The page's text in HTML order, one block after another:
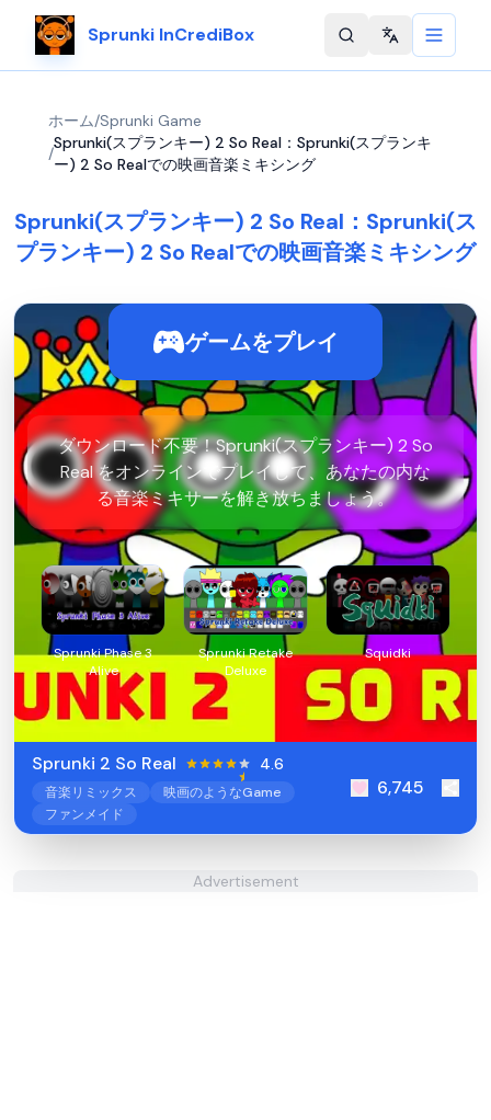
Sprunki InCrediBox Change
ホーム/Sprunki Game
/
Sprunki(スプランキー) 2 So Real：Sprunki(スプランキ
ー) 2 So Realでの映画音楽ミキシング
Sprunki(スプランキー) 2 So Real：Sprunki(ス
プランキー) 2 So Realでの映画音楽ミキシング
ゲームをプレイ
ダウンロード不要！Sprunki(スプランキー) 2 So
Real をオンラインでプレイして、あなたの内な
る音楽ミキサーを解き放ちましょう。
Sprunki Phase 3
Alive
Sprunki Retake
Deluxe
Squidki
Sprunki 2 So Real 4.6
音楽リミックス
映画のようなGame
ファンメイド
6,745
Advertisement